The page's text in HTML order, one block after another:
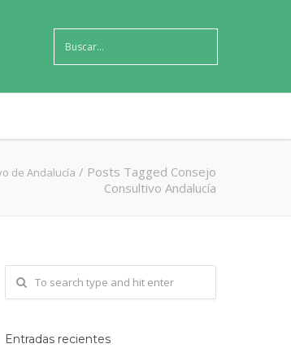
de Andalucía / Posts Tagged Consejo
Consultivo Andalucía
Entradas recientes